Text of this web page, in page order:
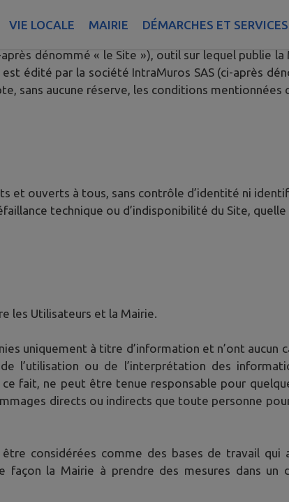
VIE LOCALE MAIRIE DÉMARCHES ET SERVICES
après dénommé « le Site »), outil sur lequel publie
édité par la société IntraMuros SAS (ci-après
sans aucune réserve, les conditions mentionnées
et ouverts à tous, sans contrôle d’identité ni
technique ou d’indisponibilité du Site, quelle
les Utilisateurs et la Mairie.
uniquement à titre d’information et n’ont aucun
l’utilisation ou de l’interprétation des
fait, ne peut être tenue responsable pour
directs ou indirects que toute personne
considérées comme des bases de travail
façon la Mairie à prendre des mesures dans